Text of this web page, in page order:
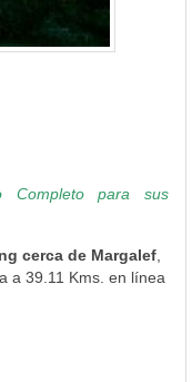
Completo para sus
cerca de Margalef
a 39.11 Kms. en línea